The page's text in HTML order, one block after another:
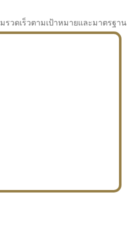
วดเร็วตามเป้าหมายและมาตรฐาน